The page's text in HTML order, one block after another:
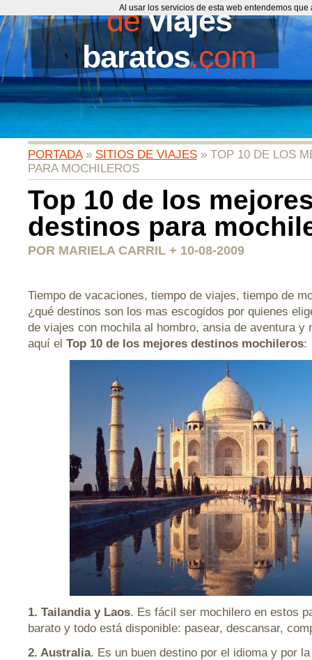
deviajes
baratos.com
PORTADA» SITIOS DE VIAJES » TOP 10 DE LOS
PARA MOCHILEROS
Top 10 de los
destinos para
POR MARIELA CARRIL + 10-08-2009
Tiempo de vacaciones, tiempo de viajes, tiempo de
¿qué destinos son los mas escogidos por quienes
de viajes con mochila al hombro, ansia de aventura y
aquí el Top 10 de los mejores destinos mochileros:
1. Tailandia y Laos. Es fácil ser mochilero en estos
barato y todo está disponible: pasear, descansar,
2. Australia. Es un buen destino por el idioma y por
Al usar los servicios de esta web entendemos